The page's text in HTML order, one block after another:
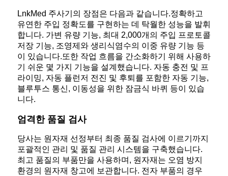
LnkMed 주사기의 장점은 다음과 같습니다.정확하고
유연한 주입 정확도를 구현하는 데 탁월한 성능을 발휘
합니다. 가변 유량 기능, 최대 2,000개의 주입 프로토콜
저장 기능, 조영제와 생리식염수의 이중 유량 기능 등
이 있습니다.또한 작업 흐름을 간소화하기 위해 사용하
기 쉬운 몇 가지 기능을 설계했습니다. 자동 충전 및 프
라이밍, 자동 플런저 전진 및 후퇴를 포함한 자동 기능,
블루투스 통신, 이동성을 위한 잠금식 바퀴 등이 있습
니다.
엄격한 품질 검사
당사는 원자재 선정부터 최종 품질 검사에 이르기까지
포괄적인 관리 및 품질 관리 시스템을 구축했습니다.
최고 품질의 부품만을 사용하며, 원자재는 오염 방지
환경의 원자재 창고에 보관합니다. 전자 부품의 경우